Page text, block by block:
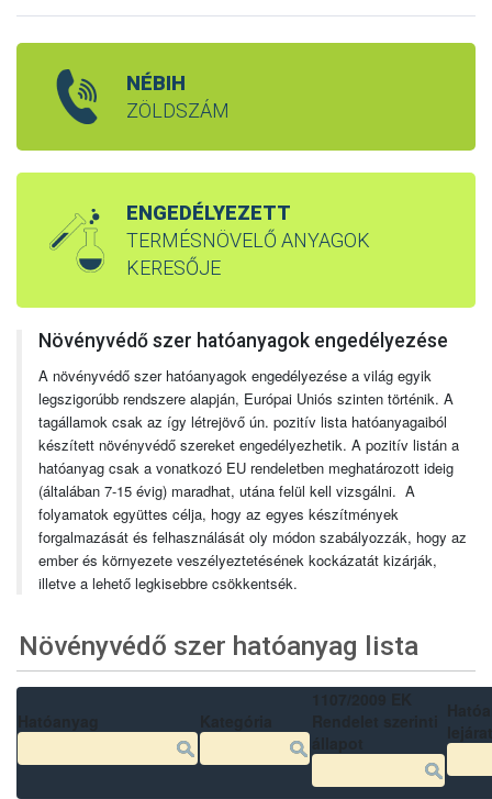
NÉBIH
ZÖLDSZÁM
ENGEDÉLYEZETT
TERMÉSNÖVELŐ ANYAGOK
KERESŐJE
Növényvédő szer hatóanyagok engedélyezése
A növényvédő szer hatóanyagok engedélyezése a világ egyik
legszigorúbb rendszere alapján, Európai Uniós szinten történik. A
tagállamok csak az így létrejövő ún. pozitív lista hatóanyagaiból
készített növényvédő szereket engedélyezhetik. A pozitív listán a
hatóanyag csak a vonatkozó EU rendeletben meghatározott ideig
(általában 7-15 évig) maradhat, utána felül kell vizsgálni. A
folyamatok együttes célja, hogy az egyes készítmények
forgalmazását és felhasználását oly módon szabályozzák, hogy az
ember és környezete veszélyeztetésének kockázatát kizárják,
illetve a lehető legkisebbre csökkentsék.
Növényvédő szer hatóanyag lista